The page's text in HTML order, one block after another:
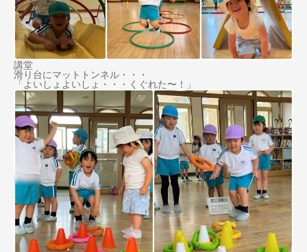
講堂
滑り台にマットトンネル・・・
「よいしょよいしょ・・・くぐれた〜！」